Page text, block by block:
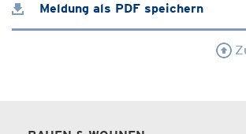
Meldung als PDF speichern